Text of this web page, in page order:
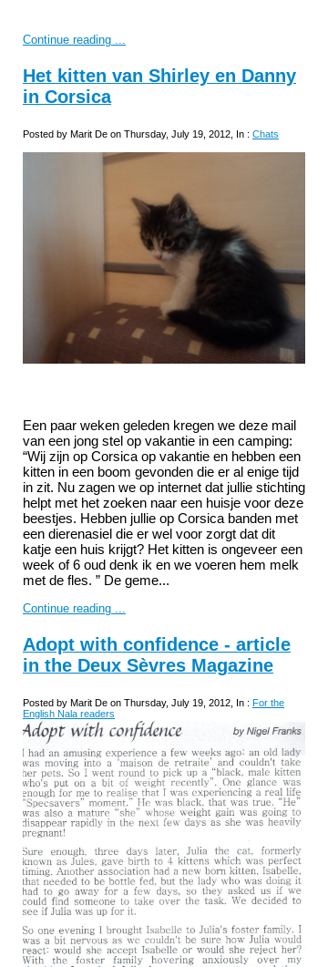
Continue reading ...
Het kitten van Shirley en Danny
in Corsica
Posted by Marit De on Thursday, July 19, 2012, In : Chats
Een paar weken geleden kregen we deze mail
van een jong stel op vakantie in een camping:
“Wij zijn op Corsica op vakantie en hebben een
kitten in een boom gevonden die er al enige tijd
in zit. Nu zagen we op internet dat jullie stichting
helpt met het zoeken naar een huisje voor deze
beestjes. Hebben jullie op Corsica banden met
een dierenasiel die er wel voor zorgt dat dit
katje een huis krijgt? Het kitten is ongeveer een
week of 6 oud denk ik en we voeren hem melk
met de fles. ” De geme...
Continue reading ...
Adopt with confidence - article
in the Deux Sèvres Magazine
Posted by Marit De on Thursday, July 19, 2012, In : For the
English Nala readers